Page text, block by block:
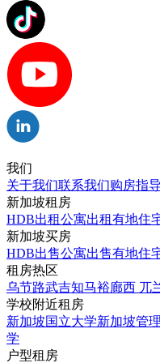
我们
关于我们联系我们购房指导
新加坡租房
HDB出租公寓出租有地住
新加坡买房
HDB出售公寓出售有地住
租房热区
乌节路武吉知马裕廊西 兀
学校附近租房
新加坡国立大学新加坡管
学
户型租房